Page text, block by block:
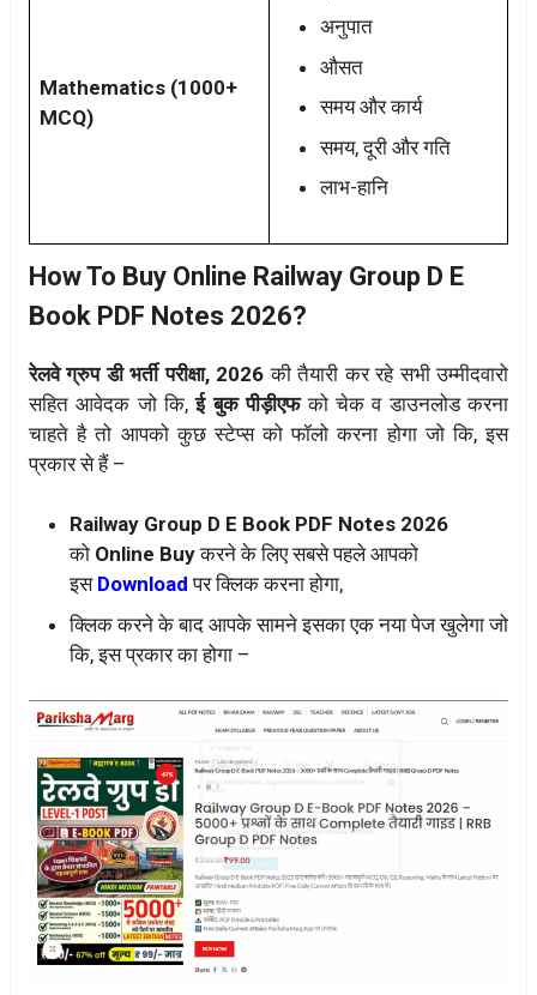
Mathematics (1000+
MCQ)
अनुपात
औसत
समय और कार्य
समय, दूरी और गति
लाभ-हानि
How To Buy Online Railway Group D E
Book PDF Notes 2026?
रेलवे ग्रुप डी भर्ती परीक्षा, 2026की तैयारी कर रहे सभी उम्मीदवारो
सहित आवेदक जो कि, ई बुक पीड़ीएफको चेक व डाउनलोड करना
चाहते है तो आपको कुछ स्टेप्स को फॉलो करना होगा जो कि, इस
प्रकार से हैं –
Railway Group D E Book PDF Notes 2026
को Online Buyकरने के लिए सबसे पहले आपको
इस Download पर क्लिक करना होगा,
क्लिक करने के बाद आपके सामने इसका एक नया पेज खुलेगा जो
कि, इस प्रकार का होगा –